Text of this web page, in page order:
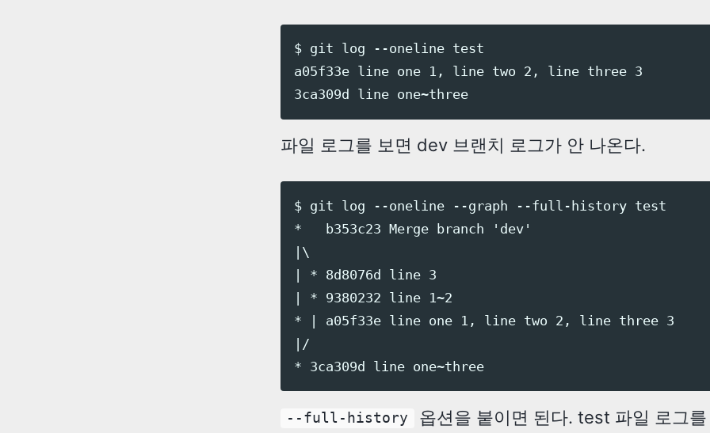
$ git log --oneline test
a05f33e line one 1, line two 2, line three 3
3ca309d line one~three
파일 로그를 보면 dev 브랜치 로그가 안 나온다.
$ git log --oneline --graph --full-history test
*   b353c23 Merge branch 'dev'
|\
| * 8d8076d line 3
| * 9380232 line 1~2
* | a05f33e line one 1, line two 2, line three 3
|/
* 3ca309d line one~three
--full-history
옵션을 붙이면 된다. test 파일 로그를